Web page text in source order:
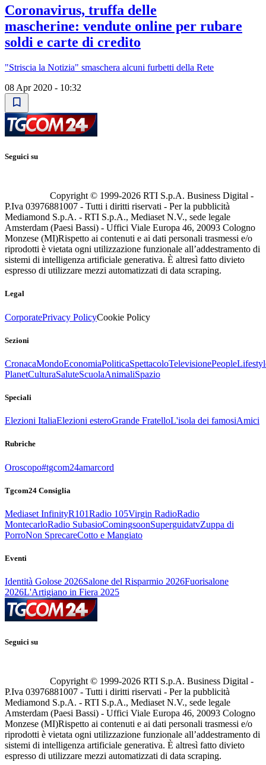
Coronavirus, truffa delle
mascherine: vendute online per rubare
soldi e carte di credito
"Striscia la Notizia" smaschera alcuni furbetti della Rete
08 Apr 2020 - 10:32
Seguici su
Copyright © 1999-2026 RTI S.p.A. Business Digital -
P.Iva 03976881007 - Tutti i diritti riservati - Per la pubblicità
Mediamond S.p.A. - RTI S.p.A., Mediaset N.V., sede legale
Amsterdam (Paesi Bassi) - Uffici Viale Europa 46, 20093 Cologno
Monzese (MI)Rispetto ai contenuti e ai dati personali trasmessi e/o
riprodotti è vietata ogni utilizzazione funzionale all’addestramento di
sistemi di intelligenza artificiale generativa. È altresì fatto divieto
espresso di utilizzare mezzi automatizzati di data scraping.
Legal
CorporatePrivacy PolicyCookie Policy
Sezioni
CronacaMondoEconomiaPoliticaSpettacoloTelevisionePeople
PlanetCulturaSaluteScuolaAnimaliSpazio
Speciali
Elezioni ItaliaElezioni esteroGrande FratelloL'isola dei famosiAmici
Rubriche
Oroscopo#tgcom24amarcord
Tgcom24 Consiglia
Mediaset InfinityR101Radio 105Virgin RadioRadio
MontecarloRadio SubasioComingsoonSuperguidatvZuppa di
PorroNon SprecareCotto e Mangiato
Eventi
Identità Golose 2026Salone del Risparmio 2026Fuorisalone
2026L'Artigiano in Fiera 2025
Seguici su
Copyright © 1999-2026 RTI S.p.A. Business Digital -
P.Iva 03976881007 - Tutti i diritti riservati - Per la pubblicità
Mediamond S.p.A. - RTI S.p.A., Mediaset N.V., sede legale
Amsterdam (Paesi Bassi) - Uffici Viale Europa 46, 20093 Cologno
Monzese (MI)Rispetto ai contenuti e ai dati personali trasmessi e/o
riprodotti è vietata ogni utilizzazione funzionale all’addestramento di
sistemi di intelligenza artificiale generativa. È altresì fatto divieto
espresso di utilizzare mezzi automatizzati di data scraping.